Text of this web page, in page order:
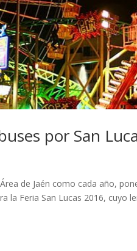
por San
de Jaén como cada año,
la Feria San Lucas 2016, cuyo